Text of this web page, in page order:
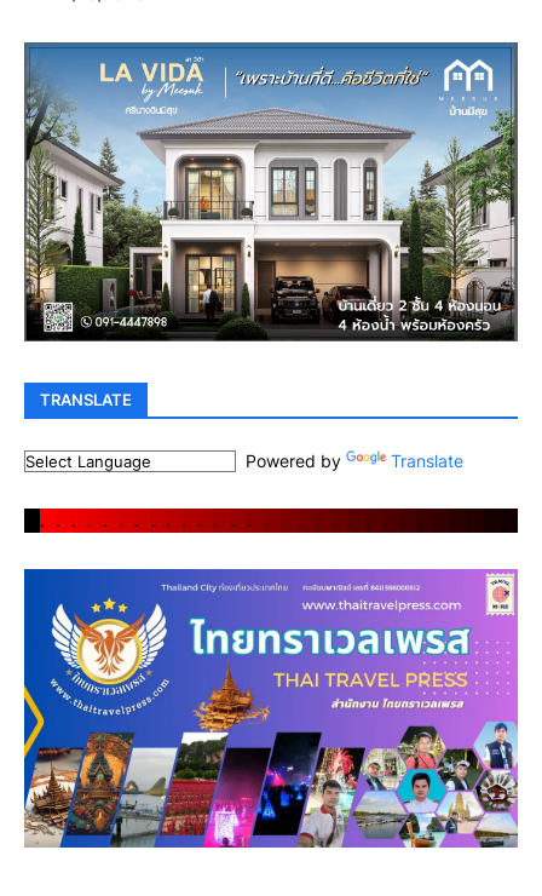
TRANSLATE
Powered by Translate
. . . . . . . . . . . . . . . . . . . . . . . .